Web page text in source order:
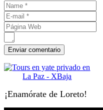
¡Enamórate de Loreto!